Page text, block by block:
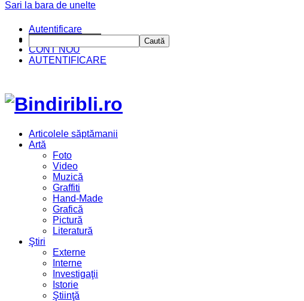
CINE SUNTEM?
CONT NOU
AUTENTIFICARE
Articolele săptămanii
Artă
Foto
Video
Muzică
Graffiti
Hand-Made
Grafică
Pictură
Literatură
Ştiri
Externe
Interne
Investigaţii
Istorie
Ştiinţă
Sari la bara de unelte
Autentificare
Caută